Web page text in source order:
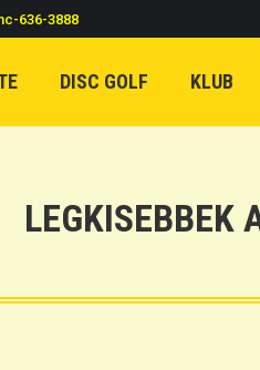
636-3888
DISC GOLF KLUB
LEGKISEBBEK